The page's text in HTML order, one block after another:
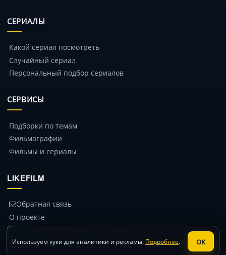
СЕРИАЛЫ
Какой сериал посмотреть
Случайный сериал
Персональный подбор сериалов
СЕРВИСЫ
Подборки по темам
Фильмографии
Фильмы и сериалы
LIKEFILM
Обратная связь
О проекте
© 2014 – 2026 likefilm.ru
Политика конфиденциальности
Используем куки для аналитики и рекламы. Подробнее. ОК